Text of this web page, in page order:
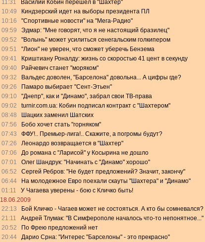
11:31
Василий Кобин перешел в "Шахтер"
10:49
Киндзерский идет на выборы президента ПЛ
10:16
"Спортивные новости" на "Мега-Радио"
09:59
Эдмар: "Мне говорят, что я не настоящий бразилец"
09:52
"Волынь" может усилиться сенегальским голкипером
09:51
"Лион" не уверен, что сможет уберечь Бензема
09:41
Криштиану Роналду: жизнь со скоростью 41 цент в секунду
09:40
Райчевич станет "моряком"
09:32
Вальдес доволен, "Барселона" довольна... А цифры где?
09:26
Памаро выбирает "Сент-Этьен"
09:10
"Днепр", как и "Динамо", забрал свои ТВ-права
09:02
turnir.com.ua: Кобин подписал контракт с "Шахтером"
08:48
Шацких заменил Шатских
07:56
Бобо хочет стать "горняком"
07:43
ФФУ!.. Премьер-лига!.. Скажите, а погромы будут?
07:26
Леонардо возвращается в "Шахтер"
07:06
До романа с "Ларисой" у Косырина не дошло
07:01
Олег Шандрук: "Начинать с "Динамо" хорошо"
06:52
Сергей Ребров: "Не будет предложений? Значит, закончу"
06:44
На молодежное Евро поехали скауты "Шахтера" и "Динамо"
01:11
У Чагаева уверены - бою с Кличко быть!
18.06.2009
22:13
Бой Кличко - Чагаев может не состояться. А кто бы сомневался?
21:11
Андрей Тлумак: "В Симферополе началось что-то непонятное..."
20:52
По Фрею предложений нет
20:44
Дарио Срна: "Интерес "Барселоны" - это прекрасно"